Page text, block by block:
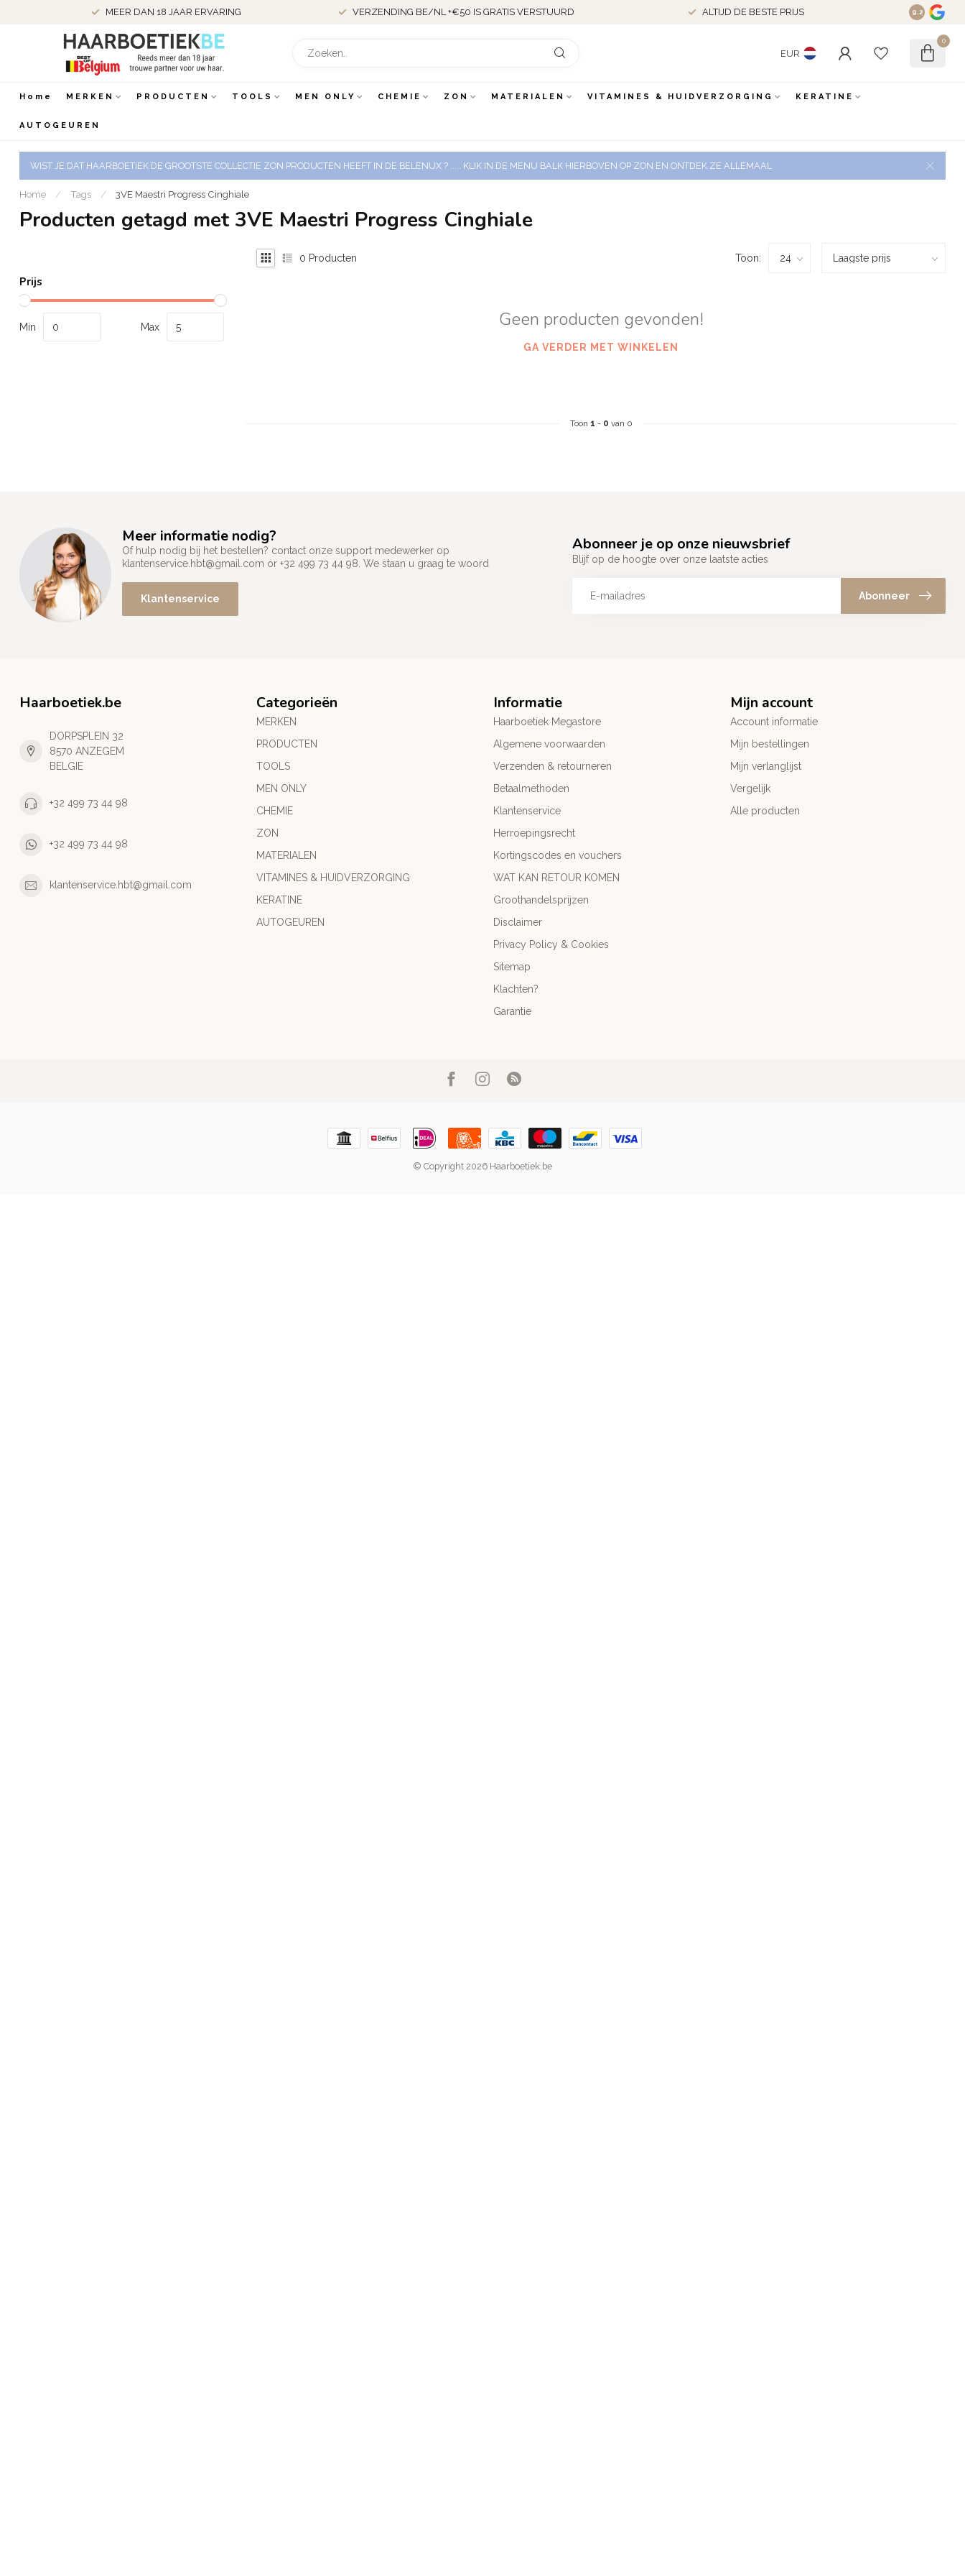
MEER DAN 18 JAAR ERVARING VERZENDING BE/NL +€50 IS GRATIS VERSTUURD ALTIJD DE BESTE PRIJS 9.2
EUR
0
Home MERKEN PRODUCTEN TOOLS MEN ONLY CHEMIE ZON MATERIALEN VITAMINES & HUIDVERZORGING KERATINE
AUTOGEUREN
WIST JE DAT HAARBOETIEK DE GROOTSTE COLLECTIE ZON PRODUCTEN HEEFT IN DE BELENUX ? ..... KLIK IN DE MENU BALK HIERBOVEN OP ZON EN ONTDEK ZE ALLEMAAL
Home / Tags / 3VE Maestri Progress Cinghiale
Producten getagd met 3VE Maestri Progress Cinghiale
Prijs
Min Max
0 Producten Toon:
Geen producten gevonden!
GA VERDER MET WINKELEN
Toon 1 - 0 van 0
Meer informatie nodig?
Of hulp nodig bij het bestellen? contact onze support medewerker op
klantenservice.hbt@gmail.com or +32 499 73 44 98. We staan u graag te woord
Klantenservice
Abonneer je op onze nieuwsbrief
Blijf op de hoogte over onze laatste acties
Abonneer
Haarboetiek.be
DORPSPLEIN 32
8570 ANZEGEM
BELGIE
+32 499 73 44 98
+32 499 73 44 98
klantenservice.hbt@gmail.com
Categorieën
MERKEN
PRODUCTEN
TOOLS
MEN ONLY
CHEMIE
ZON
MATERIALEN
VITAMINES & HUIDVERZORGING
KERATINE
AUTOGEUREN
Informatie
Haarboetiek Megastore
Algemene voorwaarden
Verzenden & retourneren
Betaalmethoden
Klantenservice
Herroepingsrecht
Kortingscodes en vouchers
WAT KAN RETOUR KOMEN
Groothandelsprijzen
Disclaimer
Privacy Policy & Cookies
Sitemap
Klachten?
Garantie
Mijn account
Account informatie
Mijn bestellingen
Mijn verlanglijst
Vergelijk
Alle producten
© Copyright 2026 Haarboetiek.be